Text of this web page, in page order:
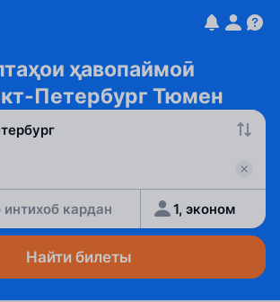
ҳавопаймоӣ
Петербург Тюмен
кардан 1, эконом
Найти билеты